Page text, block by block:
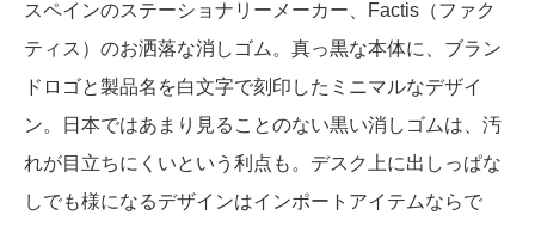
スペインのステーショナリーメーカー、Factis（ファク
ティス）のお洒落な消しゴム。真っ黒な本体に、ブラン
ドロゴと製品名を白文字で刻印したミニマルなデザイ
ン。日本ではあまり見ることのない黒い消しゴムは、汚
れが目立ちにくいという利点も。デスク上に出しっぱな
しでも様になるデザインはインポートアイテムならで